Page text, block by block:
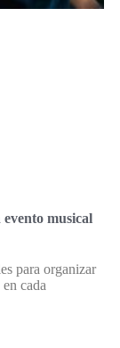
musical
para organizar
cada